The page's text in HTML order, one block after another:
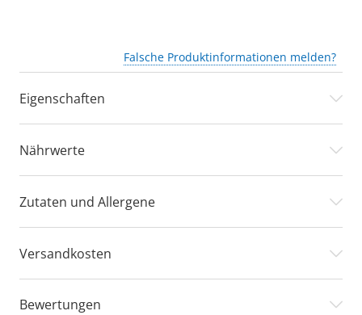
Falsche Produktinformationen melden?
Eigenschaften
Nährwerte
Zutaten und Allergene
Versandkosten
Bewertungen